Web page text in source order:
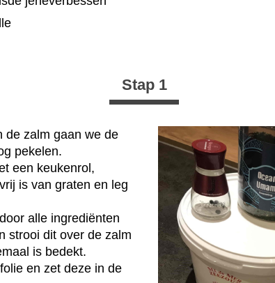
Stap 1
de zalm gaan we de
pekelen.
een keukenrol,
is van graten en leg
alle ingrediënten
strooi dit over de zalm
is bedekt.
en zet deze in de